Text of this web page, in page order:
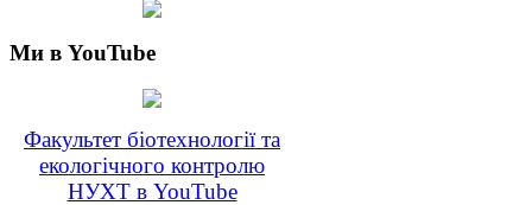
Ми в YouTube
Факультет біотехнології та
екологічного контролю
НУХТ в YouTube